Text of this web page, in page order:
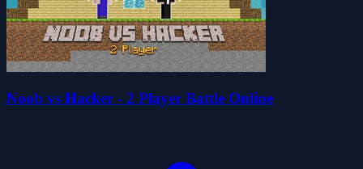
Noob vs Hacker - 2 Player Battle Online